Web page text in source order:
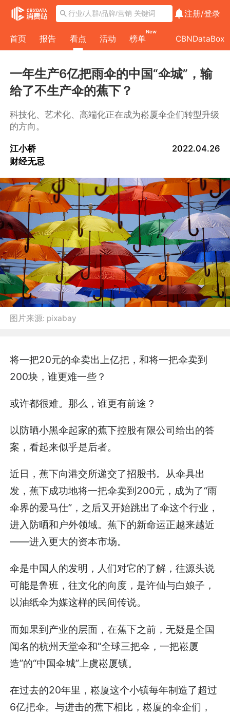
注册/登录
首页 报告 看点 活动 榜单
New
CBNDataBox
一年生产6亿把雨伞的中国“伞城”，输
给了不生产伞的蕉下？
科技化、艺术化、高端化正在成为崧厦伞企们转型升级
的方向。
江小桥
财经无忌
2022.04.26
图片来源: pixabay
将一把20元的伞卖出上亿把，和将一把伞卖到
200块，谁更难一些？
或许都很难。那么，谁更有前途？
以防晒小黑伞起家的蕉下控股有限公司给出的答
案，看起来似乎是后者。
近日，蕉下向港交所递交了招股书。从伞具出
发，蕉下成功地将一把伞卖到200元，成为了“雨
伞界的爱马仕”，之后又开始跳出了伞这个行业，
进入防晒和户外领域。蕉下的新命运正越来越近
——进入更大的资本市场。
伞是中国人的发明，人们对它的了解，往源头说
可能是鲁班，往文化的向度，是许仙与白娘子，
以油纸伞为媒这样的民间传说。
而如果到产业的层面，在蕉下之前，无疑是全国
闻名的杭州天堂伞和“全球三把伞，一把崧厦
造”的“中国伞城”上虞崧厦镇。
在过去的20年里，崧厦这个小镇每年制造了超过
6亿把伞。与进击的蕉下相比，崧厦的伞企们，